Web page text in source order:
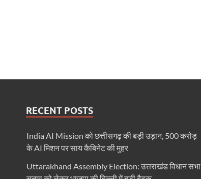
में दिल्ली में जुटेंगे देशभर के मनरेगा कार्यकर्ता
रोजगार का मार्ग
अध्यक्ष और प्रभारियों के साथ कर रहे हैं बैठक
मंच है वर्ल्ड इकनॉमिक फोरम : मुख्यमंत्री डॉ. यादव
RECENT POSTS
India AI Mission को छत्तीसगढ़ की बड़ी उड़ान, 500 करोड़
के AI मिशन पर साय कैबिनेट की मुहर
Uttarakhand Assembly Election: उत्तराखंड विधान सभा